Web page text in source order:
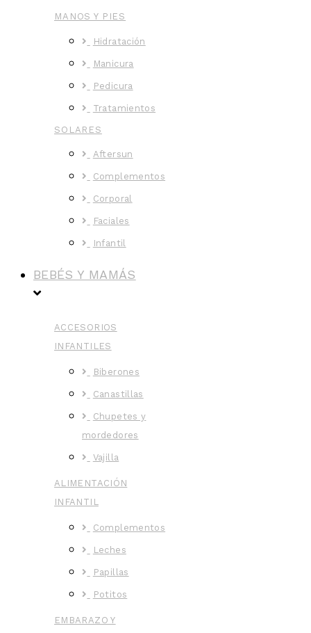
MANOS Y PIES
Hidratación
Manicura
Pedicura
Tratamientos
SOLARES
Aftersun
Complementos
Corporal
Faciales
Infantil
BEBÉS Y MAMÁS
ACCESORIOS
INFANTILES
Biberones
Canastillas
Chupetes y
mordedores
Vajilla
ALIMENTACIÓN
INFANTIL
Complementos
Leches
Papillas
Potitos
EMBARAZO Y